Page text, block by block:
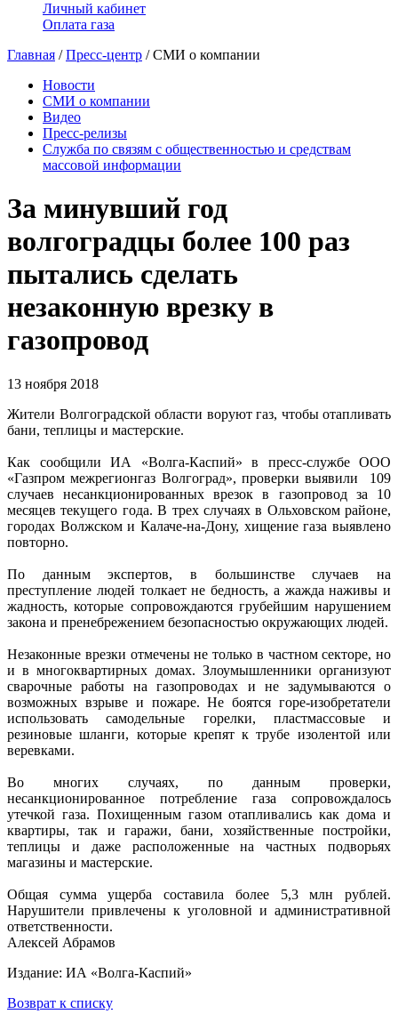
Личный кабинет
Оплата газа
Главная /Пресс-центр / СМИ о компании
Новости
СМИ о компании
Видео
Пресс-релизы
Служба по связям с общественностью и средствам
массовой информации
За минувший год
волгоградцы более 100 раз
пытались сделать
незаконную врезку в
газопровод
13 ноября 2018
Жители Волгоградской области воруют газ, чтобы отапливать
бани, теплицы и мастерские.
Как сообщили ИА «Волга-Каспий» в пресс-службе ООО
«Газпром межрегионгаз Волгоград», проверки выявили 109
случаев несанкционированных врезок в газопровод за 10
месяцев текущего года. В трех случаях в Ольховском районе,
городах Волжском и Калаче-на-Дону, хищение газа выявлено
повторно.
По данным экспертов, в большинстве случаев на
преступление людей толкает не бедность, а жажда наживы и
жадность, которые сопровождаются грубейшим нарушением
закона и пренебрежением безопасностью окружающих людей.
Незаконные врезки отмечены не только в частном секторе, но
и в многоквартирных домах. Злоумышленники организуют
сварочные работы на газопроводах и не задумываются о
возможных взрыве и пожаре. Не боятся горе-изобретатели
использовать самодельные горелки, пластмассовые и
резиновые шланги, которые крепят к трубе изолентой или
веревками.
Во многих случаях, по данным проверки,
несанкционированное потребление газа сопровождалось
утечкой газа. Похищенным газом отапливались как дома и
квартиры, так и гаражи, бани, хозяйственные постройки,
теплицы и даже расположенные на частных подворьях
магазины и мастерские.
Общая сумма ущерба составила более 5,3 млн рублей.
Нарушители привлечены к уголовной и административной
ответственности.
Алексей Абрамов
Издание: ИА «Волга-Каспий»
Возврат к списку